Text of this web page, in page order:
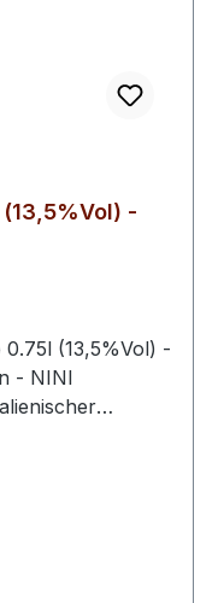
-
(13,5%Vol) -
- NINI
der aus der
und würzigen